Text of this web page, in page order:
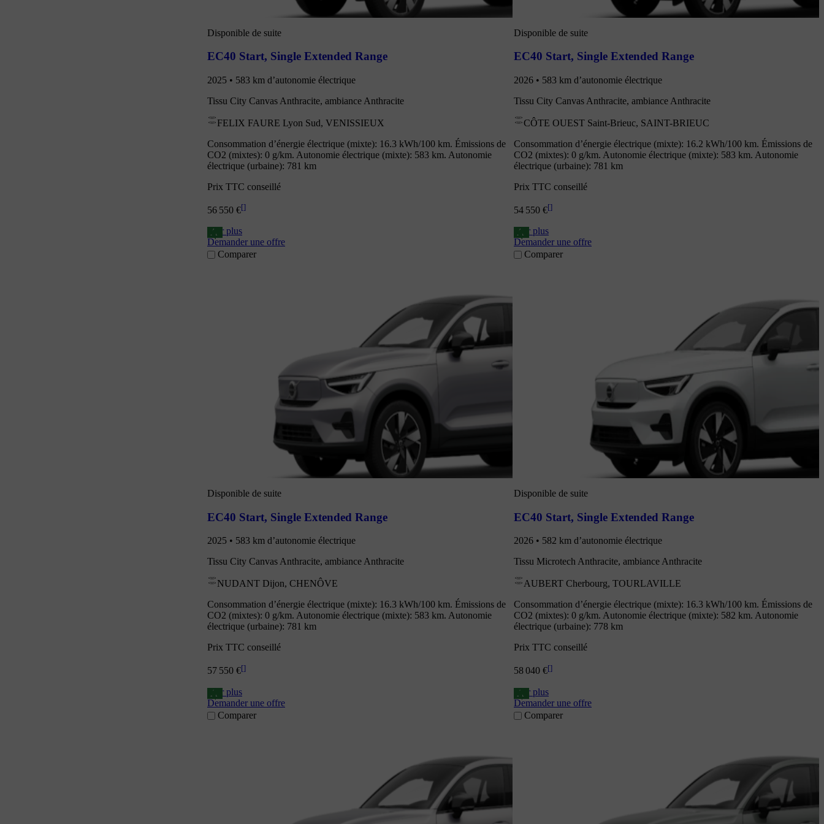
A
Disponible de suite
EC40 Start, Single Extended Range
2025 • 583 km d’autonomie électrique
Tissu City Canvas Anthracite, ambiance Anthracite
FELIX FAURE Lyon Sud, VENISSIEUX
Consommation d’énergie électrique (mixte): 16.3 kWh/100 km. Émissions de
CO2 (mixtes): 0 g/km. Autonomie électrique (mixte): 583 km. Autonomie
électrique (urbaine): 781 km
Prix TTC conseillé
56 550 €[]
Voir plus
Demander une offre
A
Disponible de suite
EC40 Start, Single Extended Range
2026 • 583 km d’autonomie électrique
Tissu City Canvas Anthracite, ambiance Anthracite
CÔTE OUEST Saint-Brieuc, SAINT-BRIEUC
Consommation d’énergie électrique (mixte): 16.2 kWh/100 km. Émissions de
CO2 (mixtes): 0 g/km. Autonomie électrique (mixte): 583 km. Autonomie
électrique (urbaine): 781 km
Prix TTC conseillé
54 550 €[]
Voir plus
Demander une offre
Comparer
A
Disponible de suite
EC40 Start, Single Extended Range
2025 • 583 km d’autonomie électrique
Tissu City Canvas Anthracite, ambiance Anthracite
NUDANT Dijon, CHENÔVE
Consommation d’énergie électrique (mixte): 16.3 kWh/100 km. Émissions de
CO2 (mixtes): 0 g/km. Autonomie électrique (mixte): 583 km. Autonomie
électrique (urbaine): 781 km
Prix TTC conseillé
57 550 €[]
Voir plus
Demander une offre
Comparer
A
Disponible de suite
EC40 Start, Single Extended Range
2026 • 582 km d’autonomie électrique
Tissu Microtech Anthracite, ambiance Anthracite
AUBERT Cherbourg, TOURLAVILLE
Consommation d’énergie électrique (mixte): 16.3 kWh/100 km. Émissions de
CO2 (mixtes): 0 g/km. Autonomie électrique (mixte): 582 km. Autonomie
électrique (urbaine): 778 km
Prix TTC conseillé
58 040 €[]
Voir plus
Demander une offre
Comparer
Comparer